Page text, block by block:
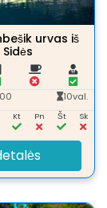
urvas iš
Sidės
10val.
Kt Pn Št Sk